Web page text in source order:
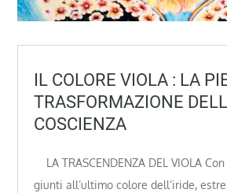
IL COLORE VIOLA : LA
TRASFORMAZIONE
COSCIENZA
LA TRASCENDENZA DEL VIOLA
giunti all’ultimo colore dell’iride,